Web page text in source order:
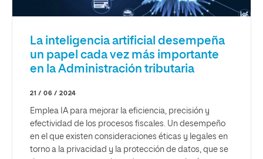
La inteligencia artificial desempeña
un papel cada vez más importante
en la Administración tributaria
21 / 06 / 2024
Emplea IA para mejorar la eficiencia, precisión y
efectividad de los procesos fiscales. Un desempeño
en el que existen consideraciones éticas y legales en
torno a la privacidad y la protección de datos, que se